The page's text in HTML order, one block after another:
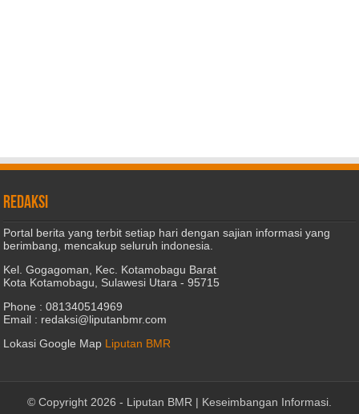
REDAKSI
Portal berita yang terbit setiap hari dengan sajian informasi yang
berimbang, mencakup seluruh indonesia.
Kel. Gogagoman, Kec. Kotamobagu Barat
Kota Kotamobagu, Sulawesi Utara - 95715
Phone : 081340514969
Email : redaksi@liputanbmr.com
Lokasi Google Map Liputan BMR
© Copyright 2026 - Liputan BMR | Keseimbangan Informasi.